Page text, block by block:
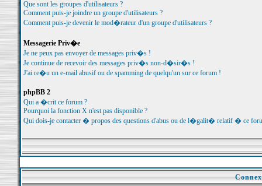
Que sont les groupes d'utilisateurs ?
Comment puis-je joindre un groupe d'utilisateurs ?
Comment puis-je devenir le mod�rateur d'un groupe d'utilisateurs ?
Messagerie Priv�e
Je ne peux pas envoyer de messages priv�s !
Je continue de recevoir des messages priv�s non-d�sir�s !
J'ai re�u un e-mail abusif ou de spamming de quelqu'un sur ce forum !
phpBB 2
Qui a �crit ce forum ?
Pourquoi la fonction X n'est pas disponible ?
Qui dois-je contacter � propos des questions d'abus ou de l�galit� relatif � ce